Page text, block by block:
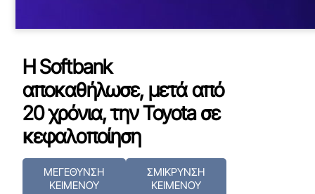
H Softbank
αποκαθήλωσε, μετά από
20 χρόνια, την Toyota σε
κεφαλοποίηση
ΜΕΓΕΘΥΝΣΗ
ΚΕΙΜΕΝΟΥ
ΣΜΙΚΡΥΝΣΗ
ΚΕΙΜΕΝΟΥ